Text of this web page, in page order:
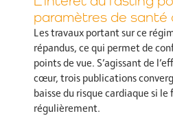
paramètres de santé
Les travaux portant sur ce
répandus, ce qui permet de
points de vue. S’agissant de
cœur, trois publications
baisse du risque cardiaque si le
régulièrement.